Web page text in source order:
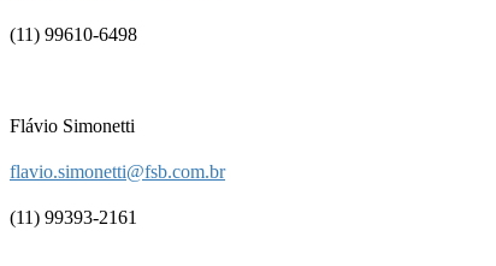
(11) 99610-6498
Flávio Simonetti
flavio.simonetti@fsb.com.br
(11) 99393-2161